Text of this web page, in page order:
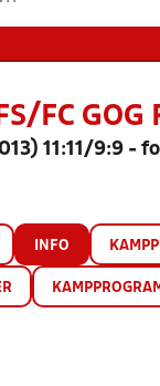
FC GOG
11:11/9:9 -
INFO